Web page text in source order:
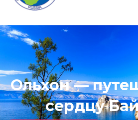
Ольхон —
сердцу